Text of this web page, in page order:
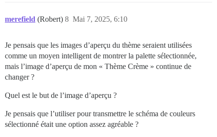
merefield (Robert) Mai 7, 2025, 6:10
8
Je pensais que les images d’aperçu du thème seraient utilisées
comme un moyen intelligent de montrer la palette sélectionnée,
mais l’image d’aperçu de mon « Thème Crème » continue de
changer ?
Quel est le but de l’image d’aperçu ?
Je pensais que l’utiliser pour transmettre le schéma de couleurs
sélectionné était une option assez agréable ?